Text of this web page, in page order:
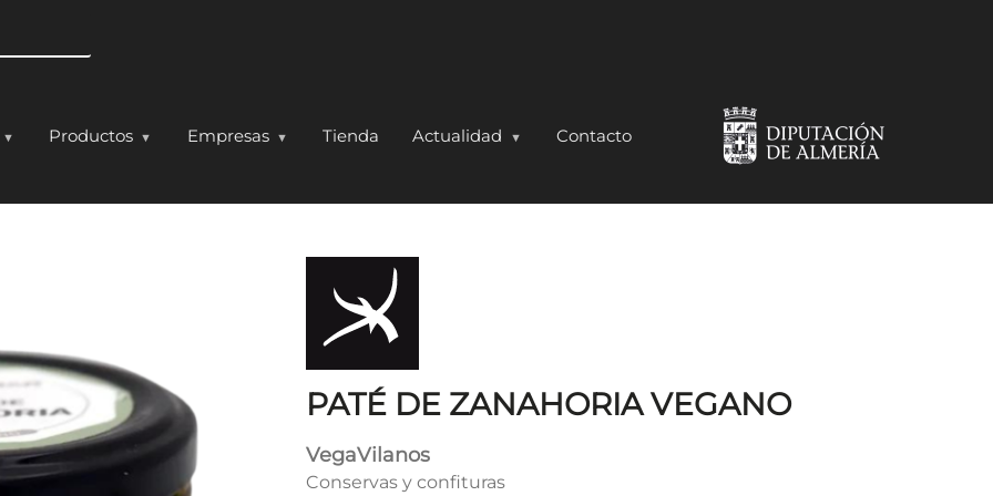
Productos Empresas Tienda Actualidad Contacto
PATÉ DE ZANAHORIA VEGANO
VegaVilanos
Conservas y confituras